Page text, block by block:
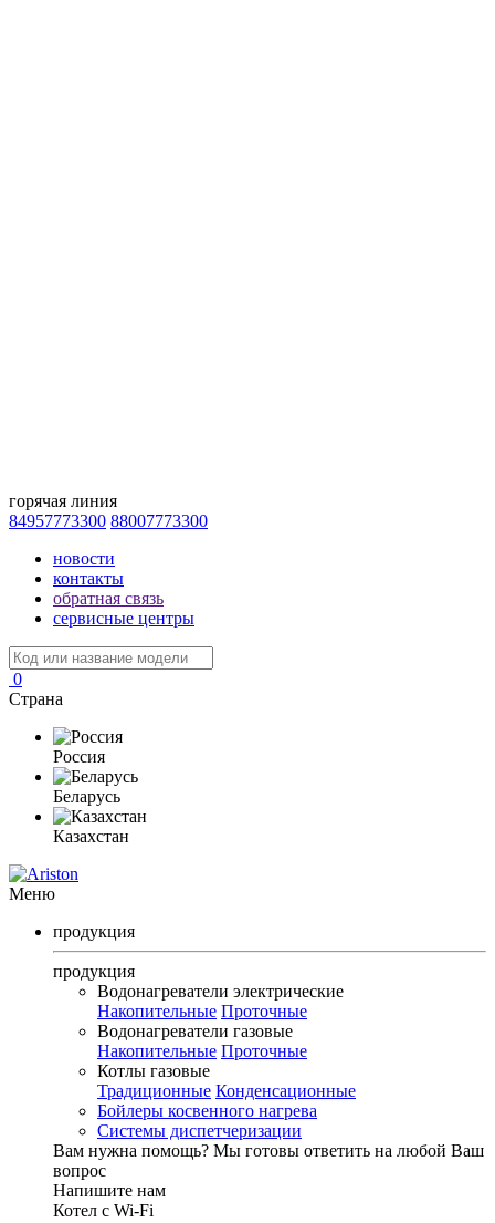
горячая линия
84957773300 88007773300
новости
контакты
обратная связь
сервисные центры
0
Страна
Россия
Беларусь
Казахстан
Меню
продукция
продукция
Водонагреватели электрические
Накопительные Проточные
Водонагреватели газовые
Накопительные Проточные
Котлы газовые
Традиционные Конденсационные
Бойлеры косвенного нагрева
Системы диспетчеризации
Вам нужна помощь? Мы готовы ответить на любой Ваш
вопрос
Напишите нам
Котел с Wi-Fi